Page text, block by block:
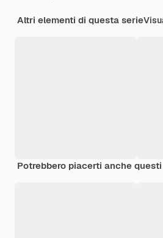
Altri elementi di questa serie
Potrebbero piacerti anche